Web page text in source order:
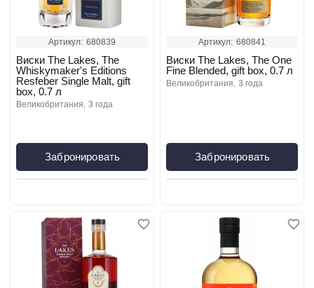
Артикул: 680839
Виски The Lakes, The
Whiskymaker's Editions
Resfeber Single Malt, gift
box, 0.7 л
великобритания 3 года
Забронировать
Артикул: 680841
Виски The Lakes, The One
Fine Blended, gift box, 0.7 л
великобритания 3 года
Забронировать